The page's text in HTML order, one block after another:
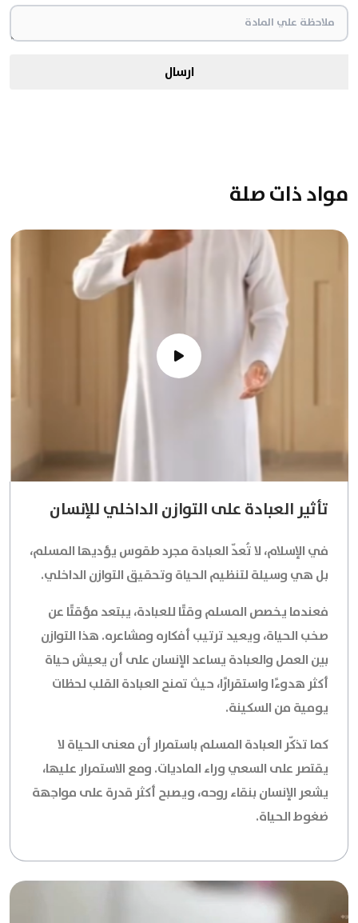
ارسال
مواد ذات صلة
تأثير العبادة على التوازن الداخلي للإنسان
في الإسلام، لا تُعدّ العبادة مجرد طقوس يؤديها المسلم،
بل هي وسيلة لتنظيم الحياة وتحقيق التوازن الداخلي.
فعندما يخصص المسلم وقتًا للعبادة، يبتعد مؤقتًا عن
صخب الحياة، ويعيد ترتيب أفكاره ومشاعره. هذا التوازن
بين العمل والعبادة يساعد الإنسان على أن يعيش حياة
أكثر هدوءًا واستقرارًا، حيث تمنح العبادة القلب لحظات
يومية من السكينة.
كما تذكّر العبادة المسلم باستمرار أن معنى الحياة لا
يقتصر على السعي وراء الماديات. ومع الاستمرار عليها،
يشعر الإنسان بنقاء روحه، ويصبح أكثر قدرة على مواجهة
ضغوط الحياة.